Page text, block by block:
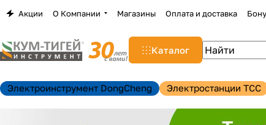
Акции О Компании Магазины Оплата и доставка
Каталог
Электроинструмент DongCheng Электростанции TCC